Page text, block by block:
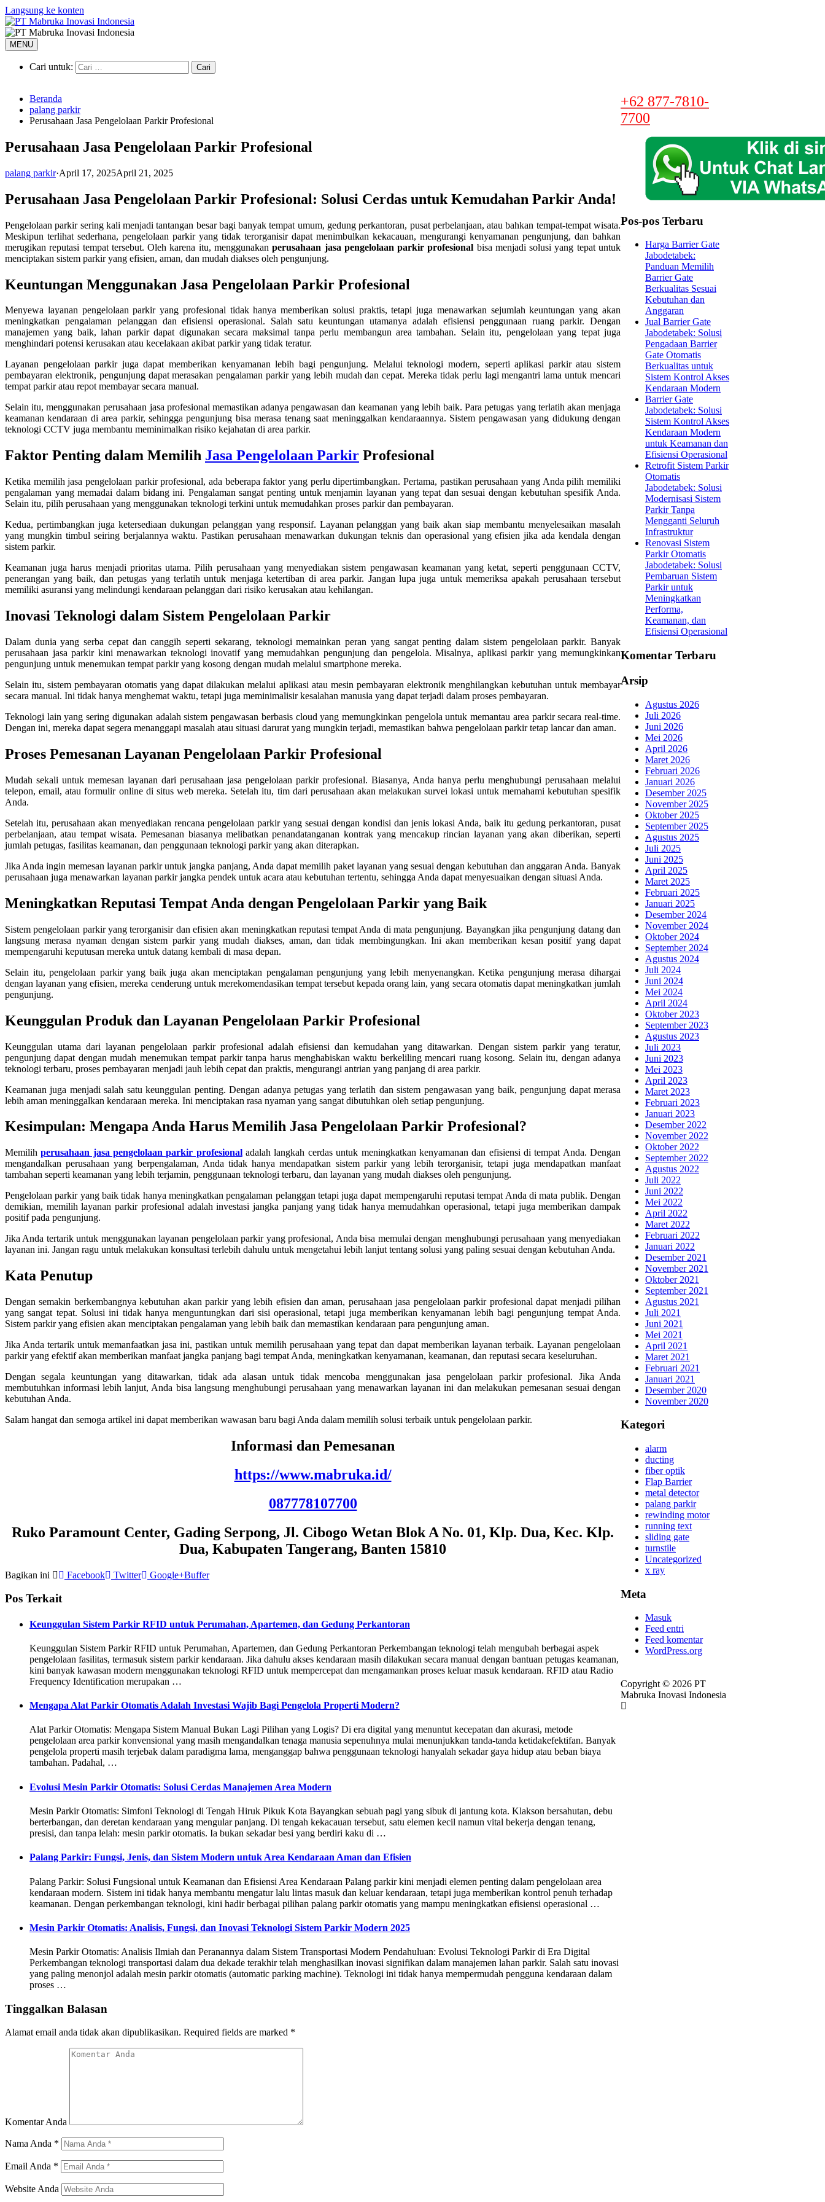
Langsung ke konten
MENU
Cari untuk:
Beranda
palang parkir
Perusahaan Jasa Pengelolaan Parkir Profesional
Perusahaan Jasa Pengelolaan Parkir Profesional
palang parkir·April 17, 2025April 21, 2025
Perusahaan Jasa Pengelolaan Parkir Profesional: Solusi Cerdas untuk Kemudahan Parkir Anda!
Pengelolaan parkir sering kali menjadi tantangan besar bagi banyak tempat umum, gedung perkantoran, pusat perbelanjaan, atau bahkan tempat-tempat wisata.
Meskipun terlihat sederhana, pengelolaan parkir yang tidak terorganisir dapat menimbulkan kekacauan, mengurangi kenyamanan pengunjung, dan bahkan
merugikan reputasi tempat tersebut. Oleh karena itu, menggunakanperusahaan jasa pengelolaan parkir profesional bisa menjadi solusi yang tepat untuk
menciptakan sistem parkir yang efisien, aman, dan mudah diakses oleh pengunjung.
Keuntungan Menggunakan Jasa Pengelolaan Parkir Profesional
Menyewa layanan pengelolaan parkir yang profesional tidak hanya memberikan solusi praktis, tetapi juga menawarkan sejumlah keuntungan yang akan
meningkatkan pengalaman pelanggan dan efisiensi operasional. Salah satu keuntungan utamanya adalah efisiensi penggunaan ruang parkir. Dengan
manajemen yang baik, lahan parkir dapat digunakan secara maksimal tanpa perlu membangun area tambahan. Selain itu, pengelolaan yang tepat juga
menghindari potensi kerusakan atau kecelakaan akibat parkir yang tidak teratur.
Layanan pengelolaan parkir juga dapat memberikan kenyamanan lebih bagi pengunjung. Melalui teknologi modern, seperti aplikasi parkir atau sistem
pembayaran elektronik, pengunjung dapat merasakan pengalaman parkir yang lebih mudah dan cepat. Mereka tidak perlu lagi mengantri lama untuk mencari
tempat parkir atau repot membayar secara manual.
Selain itu, menggunakan perusahaan jasa profesional memastikan adanya pengawasan dan keamanan yang lebih baik. Para petugas yang terlatih akan menjaga
keamanan kendaraan di area parkir, sehingga pengunjung bisa merasa tenang saat meninggalkan kendaraannya. Sistem pengawasan yang didukung dengan
teknologi CCTV juga membantu meminimalkan risiko kejahatan di area parkir.
Faktor Penting dalam Memilih Jasa Pengelolaan Parkir Profesional
Ketika memilih jasa pengelolaan parkir profesional, ada beberapa faktor yang perlu dipertimbangkan. Pertama, pastikan perusahaan yang Anda pilih memiliki
pengalaman yang memadai dalam bidang ini. Pengalaman sangat penting untuk menjamin layanan yang tepat dan sesuai dengan kebutuhan spesifik Anda.
Selain itu, pilih perusahaan yang menggunakan teknologi terkini untuk memudahkan proses parkir dan pembayaran.
Kedua, pertimbangkan juga ketersediaan dukungan pelanggan yang responsif. Layanan pelanggan yang baik akan siap membantu menyelesaikan masalah
yang mungkin timbul seiring berjalannya waktu. Pastikan perusahaan menawarkan dukungan teknis dan operasional yang efisien jika ada kendala dengan
sistem parkir.
Keamanan juga harus menjadi prioritas utama. Pilih perusahaan yang menyediakan sistem pengawasan keamanan yang ketat, seperti penggunaan CCTV,
penerangan yang baik, dan petugas yang terlatih untuk menjaga ketertiban di area parkir. Jangan lupa juga untuk memeriksa apakah perusahaan tersebut
memiliki asuransi yang melindungi kendaraan pelanggan dari risiko kerusakan atau kehilangan.
Inovasi Teknologi dalam Sistem Pengelolaan Parkir
Dalam dunia yang serba cepat dan canggih seperti sekarang, teknologi memainkan peran yang sangat penting dalam sistem pengelolaan parkir. Banyak
perusahaan jasa parkir kini menawarkan teknologi inovatif yang memudahkan pengunjung dan pengelola. Misalnya, aplikasi parkir yang memungkinkan
pengunjung untuk menemukan tempat parkir yang kosong dengan mudah melalui smartphone mereka.
Selain itu, sistem pembayaran otomatis yang dapat dilakukan melalui aplikasi atau mesin pembayaran elektronik menghilangkan kebutuhan untuk membayar
secara manual. Ini tidak hanya menghemat waktu, tetapi juga meminimalisir kesalahan manusia yang dapat terjadi dalam proses pembayaran.
Teknologi lain yang sering digunakan adalah sistem pengawasan berbasis cloud yang memungkinkan pengelola untuk memantau area parkir secara real-time.
Dengan ini, mereka dapat segera menanggapi masalah atau situasi darurat yang mungkin terjadi, memastikan bahwa pengelolaan parkir tetap lancar dan aman.
Proses Pemesanan Layanan Pengelolaan Parkir Profesional
Mudah sekali untuk memesan layanan dari perusahaan jasa pengelolaan parkir profesional. Biasanya, Anda hanya perlu menghubungi perusahaan melalui
telepon, email, atau formulir online di situs web mereka. Setelah itu, tim dari perusahaan akan melakukan survei lokasi untuk memahami kebutuhan spesifik
Anda.
Setelah itu, perusahaan akan menyediakan rencana pengelolaan parkir yang sesuai dengan kondisi dan jenis lokasi Anda, baik itu gedung perkantoran, pusat
perbelanjaan, atau tempat wisata. Pemesanan biasanya melibatkan penandatanganan kontrak yang mencakup rincian layanan yang akan diberikan, seperti
jumlah petugas, fasilitas keamanan, dan penggunaan teknologi parkir yang akan diterapkan.
Jika Anda ingin memesan layanan parkir untuk jangka panjang, Anda dapat memilih paket layanan yang sesuai dengan kebutuhan dan anggaran Anda. Banyak
perusahaan juga menawarkan layanan parkir jangka pendek untuk acara atau kebutuhan tertentu, sehingga Anda dapat menyesuaikan dengan situasi Anda.
Meningkatkan Reputasi Tempat Anda dengan Pengelolaan Parkir yang Baik
Sistem pengelolaan parkir yang terorganisir dan efisien akan meningkatkan reputasi tempat Anda di mata pengunjung. Bayangkan jika pengunjung datang dan
langsung merasa nyaman dengan sistem parkir yang mudah diakses, aman, dan tidak membingungkan. Ini akan memberikan kesan positif yang dapat
mempengaruhi keputusan mereka untuk datang kembali di masa depan.
Selain itu, pengelolaan parkir yang baik juga akan menciptakan pengalaman pengunjung yang lebih menyenangkan. Ketika pengunjung merasa dihargai
dengan layanan yang efisien, mereka cenderung untuk merekomendasikan tempat tersebut kepada orang lain, yang secara otomatis dapat meningkatkan jumlah
pengunjung.
Keunggulan Produk dan Layanan Pengelolaan Parkir Profesional
Keunggulan utama dari layanan pengelolaan parkir profesional adalah efisiensi dan kemudahan yang ditawarkan. Dengan sistem parkir yang teratur,
pengunjung dapat dengan mudah menemukan tempat parkir tanpa harus menghabiskan waktu berkeliling mencari ruang kosong. Selain itu, dengan adanya
teknologi terbaru, proses pembayaran menjadi jauh lebih cepat dan praktis, mengurangi antrian yang panjang di area parkir.
Keamanan juga menjadi salah satu keunggulan penting. Dengan adanya petugas yang terlatih dan sistem pengawasan yang baik, pengunjung dapat merasa
lebih aman meninggalkan kendaraan mereka. Ini menciptakan rasa nyaman yang sangat dibutuhkan oleh setiap pengunjung.
Kesimpulan: Mengapa Anda Harus Memilih Jasa Pengelolaan Parkir Profesional?
Memilihperusahaan jasa pengelolaan parkir profesionaladalah langkah cerdas untuk meningkatkan kenyamanan dan efisiensi di tempat Anda. Dengan
mengandalkan perusahaan yang berpengalaman, Anda tidak hanya mendapatkan sistem parkir yang lebih terorganisir, tetapi juga mendapatkan manfaat
tambahan seperti keamanan yang lebih terjamin, penggunaan teknologi terbaru, dan layanan yang mudah diakses oleh pengunjung.
Pengelolaan parkir yang baik tidak hanya meningkatkan pengalaman pelanggan tetapi juga dapat mempengaruhi reputasi tempat Anda di mata publik. Dengan
demikian, memilih layanan parkir profesional adalah investasi jangka panjang yang tidak hanya memudahkan operasional, tetapi juga memberikan dampak
positif pada pengunjung.
Jika Anda tertarik untuk menggunakan layanan pengelolaan parkir yang profesional, Anda bisa memulai dengan menghubungi perusahaan yang menyediakan
layanan ini. Jangan ragu untuk melakukan konsultasi terlebih dahulu untuk mengetahui lebih lanjut tentang solusi yang paling sesuai dengan kebutuhan Anda.
Kata Penutup
Dengan semakin berkembangnya kebutuhan akan parkir yang lebih efisien dan aman, perusahaan jasa pengelolaan parkir profesional dapat menjadi pilihan
yang sangat tepat. Solusi ini tidak hanya menguntungkan dari sisi operasional, tetapi juga memberikan kenyamanan lebih bagi pengunjung tempat Anda.
Sistem parkir yang efisien akan menciptakan pengalaman yang lebih baik dan memastikan kendaraan para pengunjung aman.
Jika Anda tertarik untuk memanfaatkan jasa ini, pastikan untuk memilih perusahaan yang tepat dan dapat memberikan layanan terbaik. Layanan pengelolaan
parkir yang efektif akan memberikan manfaat jangka panjang bagi tempat Anda, meningkatkan kenyamanan, keamanan, dan reputasi secara keseluruhan.
Dengan segala keuntungan yang ditawarkan, tidak ada alasan untuk tidak mencoba menggunakan jasa pengelolaan parkir profesional. Jika Anda
membutuhkan informasi lebih lanjut, Anda bisa langsung menghubungi perusahaan yang menawarkan layanan ini dan melakukan pemesanan sesuai dengan
kebutuhan Anda.
Salam hangat dan semoga artikel ini dapat memberikan wawasan baru bagi Anda dalam memilih solusi terbaik untuk pengelolaan parkir.
Informasi dan Pemesanan
https://www.mabruka.id/
087778107700
Ruko Paramount Center, Gading Serpong, Jl. Cibogo Wetan Blok A No. 01, Klp. Dua, Kec. Klp.
Dua, Kabupaten Tangerang, Banten 15810
Bagikan ini Facebook Twitter Google+Buffer
Pos Terkait
Keunggulan Sistem Parkir RFID untuk Perumahan, Apartemen, dan Gedung Perkantoran
Keunggulan Sistem Parkir RFID untuk Perumahan, Apartemen, dan Gedung Perkantoran Perkembangan teknologi telah mengubah berbagai aspek
pengelolaan fasilitas, termasuk sistem parkir kendaraan. Jika dahulu akses kendaraan masih dilakukan secara manual dengan bantuan petugas keamanan,
kini banyak kawasan modern menggunakan teknologi RFID untuk mempercepat dan mengamankan proses keluar masuk kendaraan. RFID atau Radio
Frequency Identification merupakan …
Mengapa Alat Parkir Otomatis Adalah Investasi Wajib Bagi Pengelola Properti Modern?
Alat Parkir Otomatis: Mengapa Sistem Manual Bukan Lagi Pilihan yang Logis? Di era digital yang menuntut kecepatan dan akurasi, metode
pengelolaan area parkir konvensional yang masih mengandalkan tenaga manusia sepenuhnya mulai menunjukkan tanda-tanda ketidakefektifan. Banyak
pengelola properti masih terjebak dalam paradigma lama, menganggap bahwa penggunaan teknologi hanyalah sekadar gaya hidup atau beban biaya
tambahan. Padahal, …
Evolusi Mesin Parkir Otomatis: Solusi Cerdas Manajemen Area Modern
Mesin Parkir Otomatis: Simfoni Teknologi di Tengah Hiruk Pikuk Kota Bayangkan sebuah pagi yang sibuk di jantung kota. Klakson bersahutan, debu
berterbangan, dan deretan kendaraan yang mengular panjang. Di tengah kekacauan tersebut, satu elemen kecil namun vital bekerja dengan tenang,
presisi, dan tanpa lelah: mesin parkir otomatis. Ia bukan sekadar besi yang berdiri kaku di …
Palang Parkir: Fungsi, Jenis, dan Sistem Modern untuk Area Kendaraan Aman dan Efisien
Palang Parkir: Solusi Fungsional untuk Keamanan dan Efisiensi Area Kendaraan Palang parkir kini menjadi elemen penting dalam pengelolaan area
kendaraan modern. Sistem ini tidak hanya membantu mengatur lalu lintas masuk dan keluar kendaraan, tetapi juga memberikan kontrol penuh terhadap
keamanan. Dengan perkembangan teknologi, kini hadir berbagai pilihan palang parkir otomatis yang mampu meningkatkan efisiensi operasional …
Mesin Parkir Otomatis: Analisis, Fungsi, dan Inovasi Teknologi Sistem Parkir Modern 2025
Mesin Parkir Otomatis: Analisis Ilmiah dan Peranannya dalam Sistem Transportasi Modern Pendahuluan: Evolusi Teknologi Parkir di Era Digital
Perkembangan teknologi transportasi dalam dua dekade terakhir telah menghasilkan inovasi signifikan dalam manajemen lahan parkir. Salah satu inovasi
yang paling menonjol adalah mesin parkir otomatis (automatic parking machine). Teknologi ini tidak hanya mempermudah pengguna kendaraan dalam
proses …
Tinggalkan Balasan
Alamat email anda tidak akan dipublikasikan. Required fields are marked *
Komentar Anda
Nama Anda *
Email Anda *
Website Anda
+62 877-7810-
7700
Pos-pos Terbaru
Harga Barrier Gate
Jabodetabek:
Panduan Memilih
Barrier Gate
Berkualitas Sesuai
Kebutuhan dan
Anggaran
Jual Barrier Gate
Jabodetabek: Solusi
Pengadaan Barrier
Gate Otomatis
Berkualitas untuk
Sistem Kontrol Akses
Kendaraan Modern
Barrier Gate
Jabodetabek: Solusi
Sistem Kontrol Akses
Kendaraan Modern
untuk Keamanan dan
Efisiensi Operasional
Retrofit Sistem Parkir
Otomatis
Jabodetabek: Solusi
Modernisasi Sistem
Parkir Tanpa
Mengganti Seluruh
Infrastruktur
Renovasi Sistem
Parkir Otomatis
Jabodetabek: Solusi
Pembaruan Sistem
Parkir untuk
Meningkatkan
Performa,
Keamanan, dan
Efisiensi Operasional
Komentar Terbaru
Arsip
Agustus 2026
Juli 2026
Juni 2026
Mei 2026
April 2026
Maret 2026
Februari 2026
Januari 2026
Desember 2025
November 2025
Oktober 2025
September 2025
Agustus 2025
Juli 2025
Juni 2025
April 2025
Maret 2025
Februari 2025
Januari 2025
Desember 2024
November 2024
Oktober 2024
September 2024
Agustus 2024
Juli 2024
Juni 2024
Mei 2024
April 2024
Oktober 2023
September 2023
Agustus 2023
Juli 2023
Juni 2023
Mei 2023
April 2023
Maret 2023
Februari 2023
Januari 2023
Desember 2022
November 2022
Oktober 2022
September 2022
Agustus 2022
Juli 2022
Juni 2022
Mei 2022
April 2022
Maret 2022
Februari 2022
Januari 2022
Desember 2021
November 2021
Oktober 2021
September 2021
Agustus 2021
Juli 2021
Juni 2021
Mei 2021
April 2021
Maret 2021
Februari 2021
Januari 2021
Desember 2020
November 2020
Kategori
alarm
ducting
fiber optik
Flap Barrier
metal detector
palang parkir
rewinding motor
running text
sliding gate
turnstile
Uncategorized
x ray
Meta
Masuk
Feed entri
Feed komentar
WordPress.org
Copyright © 2026 PT
Mabruka Inovasi Indonesia